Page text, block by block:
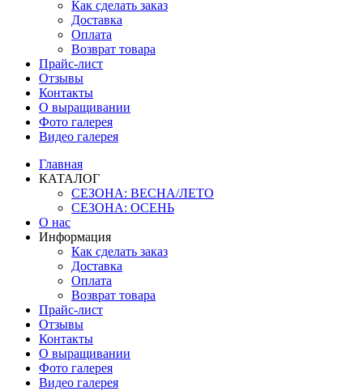
Как сделать заказ
Доставка
Оплата
Возврат товара
Прайс-лист
Отзывы
Контакты
О выращивании
Фото галерея
Видео галерея
Главная
КАТАЛОГ
СЕЗОНА: ВЕСНА/ЛЕТО
СЕЗОНА: ОСЕНЬ
О нас
Информация
Как сделать заказ
Доставка
Оплата
Возврат товара
Прайс-лист
Отзывы
Контакты
О выращивании
Фото галерея
Видео галерея